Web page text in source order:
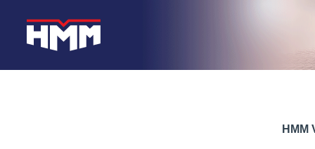
HMM